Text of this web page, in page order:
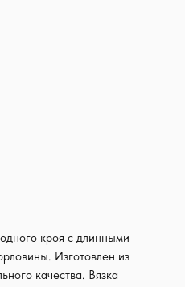
кроя с длинными
Изготовлен из
качества. Вязка